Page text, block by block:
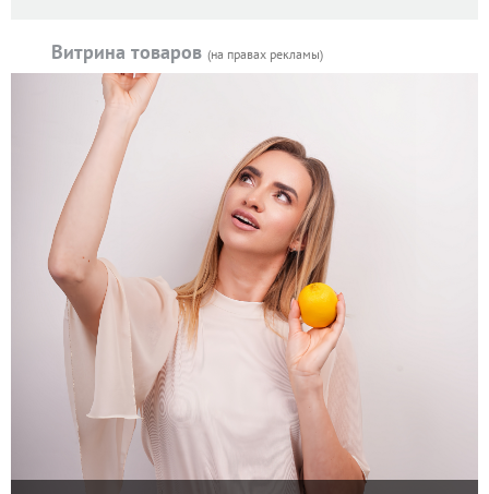
Витрина товаров (на правах рекламы)